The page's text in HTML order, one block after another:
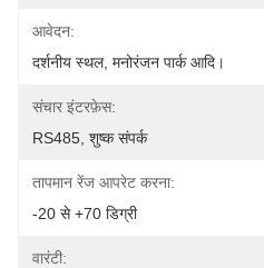
आवेदन:
दर्शनीय स्थल, मनोरंजन पार्क आदि।
संचार इंटरफ़ेस:
RS485, शुष्क संपर्क
तापमान रेंज आपरेट करना:
-20 से +70 डिग्री
वारंटी: